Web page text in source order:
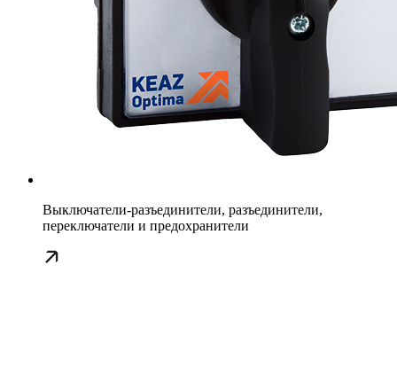
Выключатели-разъединители, разъединители,
переключатели и предохранители